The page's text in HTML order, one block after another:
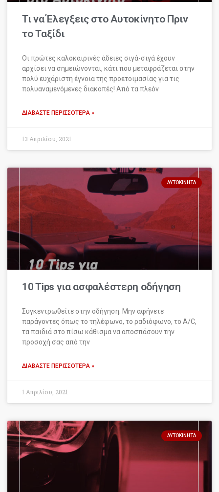
Τι να Έλεγξεις στο Αυτοκίνητο Πριν
το Ταξίδι
Οι πρώτες καλοκαιρινές άδειες σιγά-σιγά έχουν
αρχίσει να σημειώνονται, κάτι που μεταφράζεται στην
πολύ ευχάριστη έγνοια της προετοιμασίας για τις
πολυαναμενόμενες διακοπές! Από τα πλεόν
ΔΙΑΒΆΣΤΕ ΠΕΡΙΣΣΌΤΕΡΑ »
13 Απριλίου, 2021
ΑΥΤΟΚΊΝΗΤΑ
10 Tips για ασφαλέστερη οδήγηση
Συγκεντρωθείτε στην οδήγηση. Μην αφήνετε
παράγοντες όπως το τηλέφωνο, το ραδιόφωνο, το A/C,
τα παιδιά στο πίσω κάθισμα να αποσπάσουν την
προσοχή σας από την
ΔΙΑΒΆΣΤΕ ΠΕΡΙΣΣΌΤΕΡΑ »
1 Απριλίου, 2021
ΑΥΤΟΚΊΝΗΤΑ